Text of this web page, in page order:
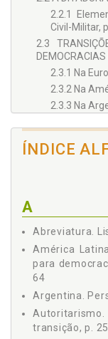
2.2.1
Civil-Militar,
2.3
2.3.1 Na
2.3.2 Na
2.3.3 Na
2.3.6 No
TRANSIÇÃO E
3.1.1
3.1.2
3.2 ESTUDO
TRIBUNAIS
IMPUNIDADE
ÍNDICE
A
Abreviatura.
América
para
64
Argentina.
transição, p. 25